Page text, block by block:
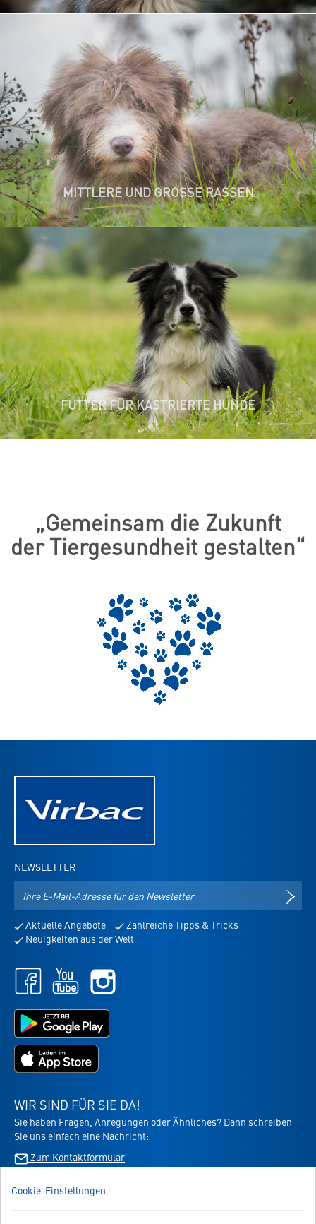
MITTLERE UND GROSSE RASSEN
✔ Alleinfuttermittel für mittlere & große Rassen (> 10 kg)
✔ Verschiedene Altersklassen
✔ Unterstützt den Erhalt gesunder Knochen & Gelenke
FUTTER FÜR KASTRIERTE HUNDE
✔ Alleinfuttermittel für kastrierte Hunde
✔ Für kleine und große Hunde
✔ Verschiedene Altersklassen
Gemeinsam die Zukunft
der Tiergesundheit gestalten
Cookie-Einstellungen
NEWSLETTER
Mail-
Adresse
für
den
Aktuelle Angebote
Zahlreiche Tipps & Tricks
Neuigkeiten aus der Welt
Facebook
-
in
neuem
Tab
Youtube
neuem
Tab
Jetzt
die
Virbac-
Shopping
App
-
öffnet
Jetzt
laden
-
die
Shopping
-
WIR SIND FÜR SIE DA!
Sie haben Fragen, Anregungen oder Ähnliches? Dann schreiben
Sie uns einfach eine Nachricht:
Zum Kontaktformular
BESTELLUNG WIDERRUFEN